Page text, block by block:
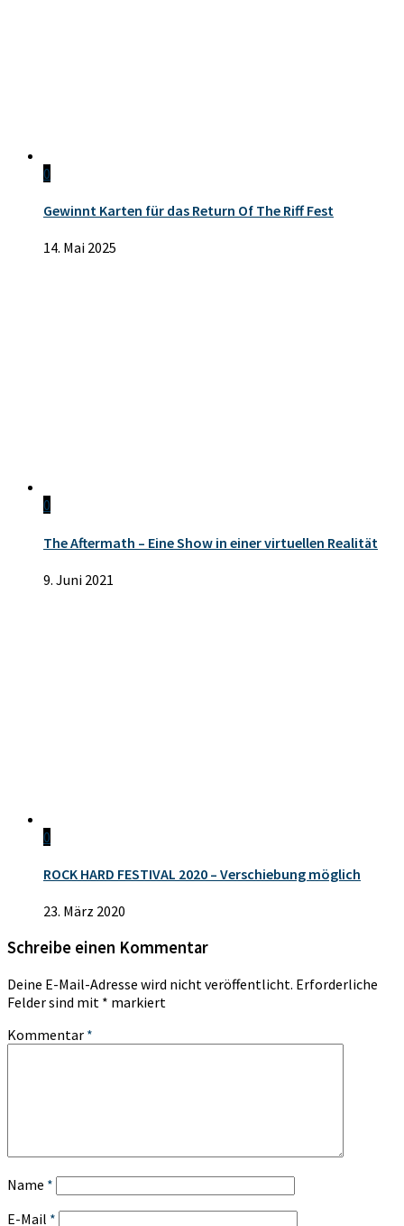
0
Gewinnt Karten für das Return Of The Riff Fest
14. Mai 2025
0
The Aftermath – Eine Show in einer virtuellen Realität
9. Juni 2021
0
ROCK HARD FESTIVAL 2020 – Verschiebung möglich
23. März 2020
Schreibe einen Kommentar
Deine E-Mail-Adresse wird nicht veröffentlicht. Erforderliche
Felder sind mit * markiert
Kommentar *
Name *
E-Mail *